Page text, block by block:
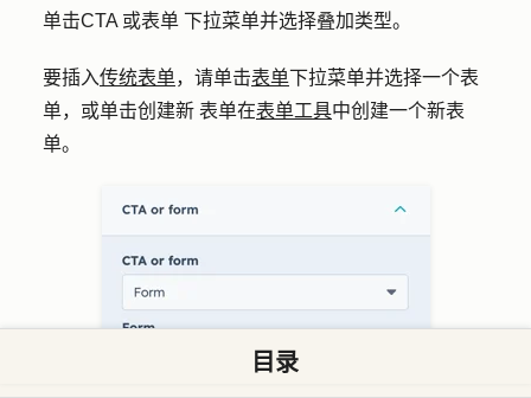
单击CTA 或表单 下拉菜单并选择叠加类型。
要插入传统表单，请单击表单下拉菜单并选择一个表
单，或单击创建新 表单在表单工具中创建一个新表
单。
目录